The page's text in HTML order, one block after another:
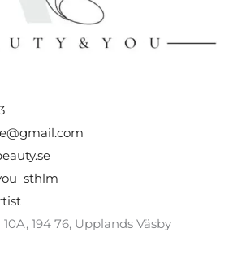
194 76, Upplands Väsby